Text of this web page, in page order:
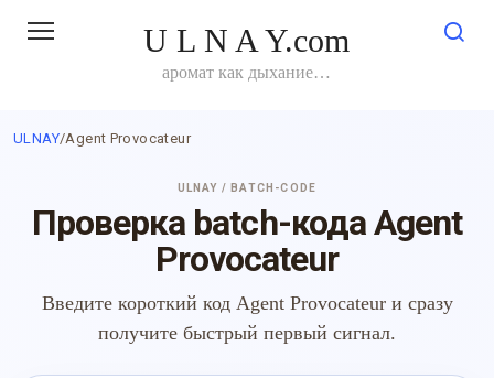
U L N A Y.com
аромат как дыхание…
ULNAY/Agent Provocateur
ULNAY / BATCH-CODE
Проверка batch-кода Agent
Provocateur
Введите короткий код Agent Provocateur и сразу
получите быстрый первый сигнал.